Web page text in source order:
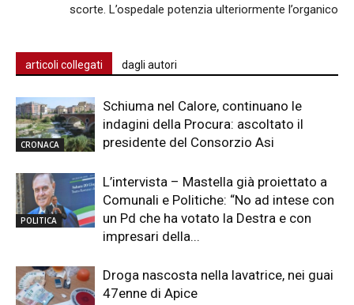
scorte. L’ospedale potenzia ulteriormente l’organico
articoli collegati dagli autori
CRONACA
Schiuma nel Calore, continuano le
indagini della Procura: ascoltato il
presidente del Consorzio Asi
POLITICA
L’intervista – Mastella già proiettato a
Comunali e Politiche: “No ad intese con
un Pd che ha votato la Destra e con
impresari della...
Droga nascosta nella lavatrice, nei guai
47enne di Apice